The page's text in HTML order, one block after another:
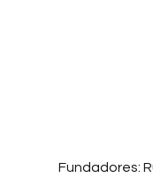
Fundadores: